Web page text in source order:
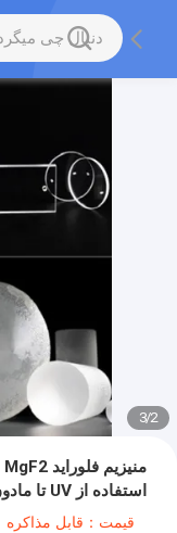
2
/
3
استفاده از UV تا مادون قرمز
قیمت：قابل مذاکره